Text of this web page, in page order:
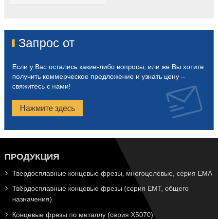
Запрос от
Если у Вас остались какие-либо вопросы, или же Вы хотите
получить коммерческое предложение и узнать цену –
свяжитесь с нами!
Нажмите здесь
ПРОДУКЦИЯ
Твердосплавные концевые фрезы, многоцелевые, серия EMA
Твёрдосплавные концевые фрезы (серия EMT, общего
назначения)
Концевые фрезы по металлу (серия X5070)